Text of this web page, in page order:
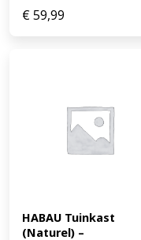
€59,99
HABAU Tuinkast
(Naturel) –